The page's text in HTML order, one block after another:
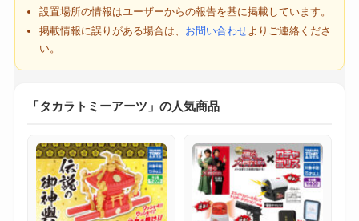
設置場所の情報はユーザーからの報告を基に掲載しています。
掲載情報に誤りがある場合は、 お問い合わせよりご連絡くださ
い。
「タカラトミーアーツ」の人気商品